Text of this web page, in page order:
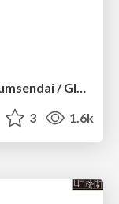
IT子会社のグローバルトレンド #scrumsendai / Global Trends in IT Subsidiaries
3 1.6k